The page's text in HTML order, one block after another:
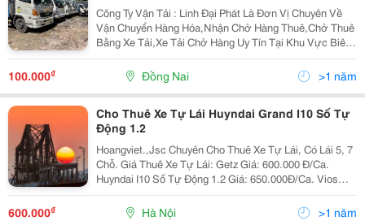
Công Ty Vận Tải : Linh Đại Phát Là Đơn Vị Chuyên Về
Vận Chuyển Hàng Hóa,Nhận Chở Hàng Thuê,Chở Thuê
Bằng Xe Tải,Xe Tải Chở Hàng Uy Tín Tại Khu Vực Biên
Hòa Đồng Nai. Rất Mong Được Tận Tâm Phục Vụ Quý
Khách Hàng Mọi Giờ Trong Ngày,Và Mọi Ngày Trong...
100.000₫ Đồng Nai >1 năm
Cho Thuê Xe Tự Lái Huyndai Grand I10 Số Tự
Động 1.2
Hoangviet.,Jsc Chuyên Cho Thuê Xe Tự Lái, Có Lái 5, 7
Chỗ. Giá Thuê Xe Tự Lái: Getz Giá: 600.000 Đ/Ca.
Huyndai I10 Số Tự Động 1.2 Giá: 650.000Đ/Ca. Vios
Limo 2010 Giá: 650.000 Đ/Ca. Vios E 2010 Giá: 800.000
Đ/Ca. Innova G 2008
600.000₫ Hà Nội >1 năm